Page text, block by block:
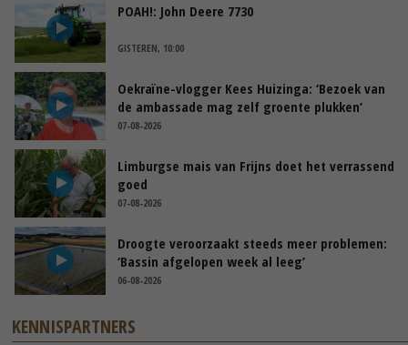
POAH!: John Deere 7730
GISTEREN, 10:00
Oekraïne-vlogger Kees Huizinga: ‘Bezoek van
de ambassade mag zelf groente plukken’
07-08-2026
Limburgse mais van Frijns doet het verrassend
goed
07-08-2026
Droogte veroorzaakt steeds meer problemen:
‘Bassin afgelopen week al leeg’
06-08-2026
KENNISPARTNERS